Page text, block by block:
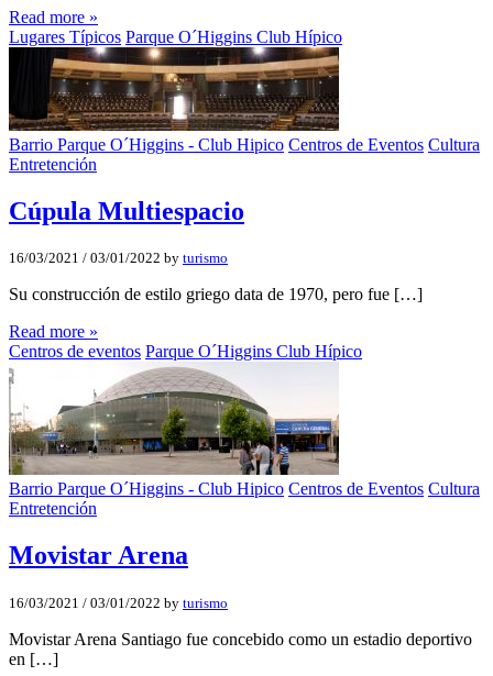
Read more »
Lugares Típicos Parque O´Higgins Club Hípico
Barrio Parque O´Higgins - Club Hipico Centros de Eventos Cultura
Entretención
Cúpula Multiespacio
16/03/2021 / 03/01/2022 by turismo
Su construcción de estilo griego data de 1970, pero fue […]
Read more »
Centros de eventos Parque O´Higgins Club Hípico
Barrio Parque O´Higgins - Club Hipico Centros de Eventos Cultura
Entretención
Movistar Arena
16/03/2021 / 03/01/2022 by turismo
Movistar Arena Santiago fue concebido como un estadio deportivo
en […]